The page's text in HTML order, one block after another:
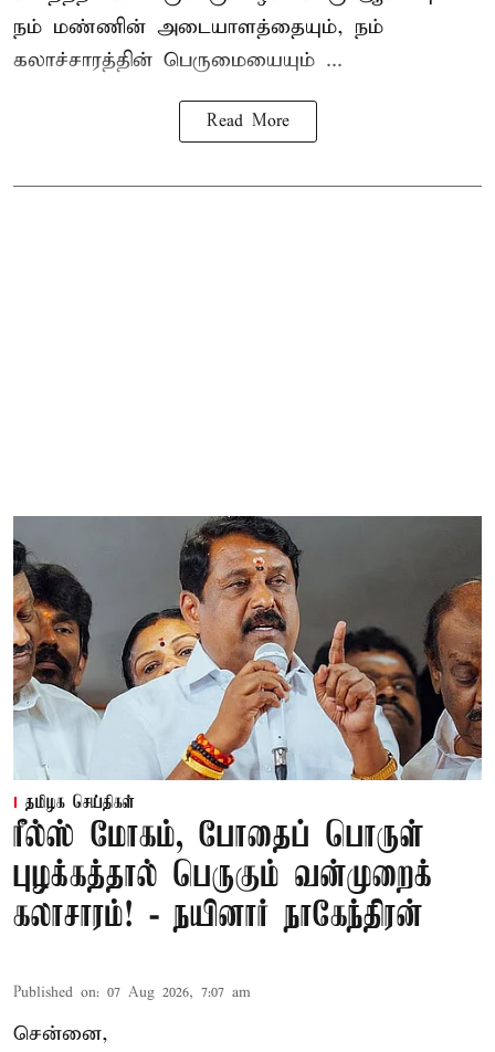
நம் மண்ணின் அடையாளத்தையும், நம்
கலாச்சாரத்தின் பெருமையையும் ...
Read More
தமிழக செய்திகள்
ரீல்ஸ் மோகம், போதைப் பொருள்
புழக்கத்தால் பெருகும் வன்முறைக்
கலாசாரம்! - நயினார் நாகேந்திரன்
Published on: 07 Aug 2026, 7:07 am
சென்னை,